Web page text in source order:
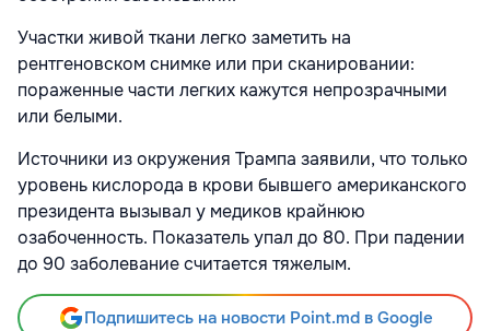
Участки живой ткани легко заметить на
рентгеновском снимке или при сканировании:
пораженные части легких кажутся непрозрачными
или белыми.
Источники из окружения Трампа заявили, что только
уровень кислорода в крови бывшего американского
президента вызывал у медиков крайнюю
озабоченность. Показатель упал до 80. При падении
до 90 заболевание считается тяжелым.
Подпишитесь на новости Point.md в Google